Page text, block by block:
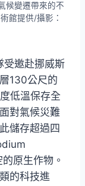
候變遷帶來的不
館提供/攝影：
受邀赴挪威斯
130公尺的
低溫保存全
對氣候災難
儲存超過四
原生作物。
的科技進